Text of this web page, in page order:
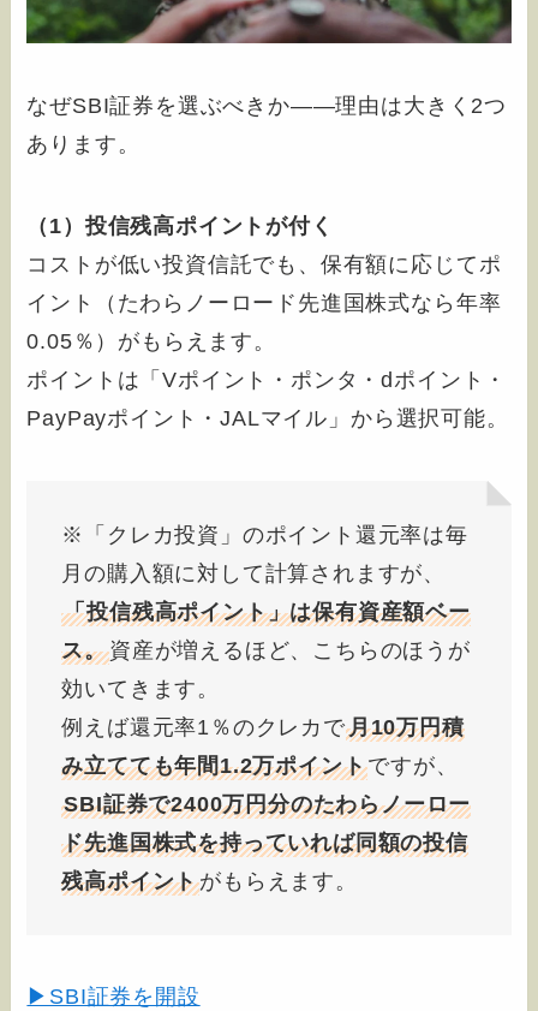
なぜSBI証券を選ぶべきか――理由は大きく2つ
あります。
（1）投信残高ポイントが付く
コストが低い投資信託でも、保有額に応じてポ
イント（たわらノーロード先進国株式なら年率
0.05％）がもらえます。
ポイントは「Vポイント・ポンタ・dポイント・
PayPayポイント・JALマイル」から選択可能。
※「クレカ投資」のポイント還元率は毎
月の購入額に対して計算されますが、
「投信残高ポイント」は保有資産額ベー
ス。資産が増えるほど、こちらのほうが
効いてきます。
例えば還元率1％のクレカで月10万円積
み立てても年間1.2万ポイントですが、
SBI証券で2400万円分のたわらノーロー
ド先進国株式を持っていれば同額の投信
残高ポイントがもらえます。
▶SBI証券を開設